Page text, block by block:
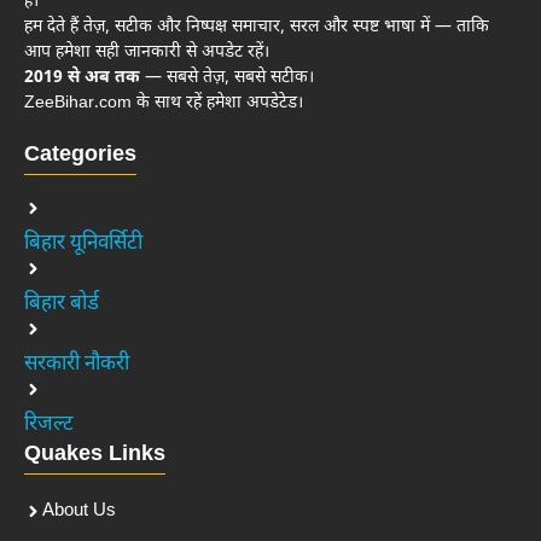
हम देते हैं तेज़, सटीक और निष्पक्ष समाचार, सरल और स्पष्ट भाषा में — ताकि
आप हमेशा सही जानकारी से अपडेट रहें।
2019 से अब तक — सबसे तेज़, सबसे सटीक।
ZeeBihar.com के साथ रहें हमेशा अपडेटेड।
Categories
बिहार यूनिवर्सिटी
बिहार बोर्ड
सरकारी नौकरी
रिजल्ट
Quakes Links
About Us